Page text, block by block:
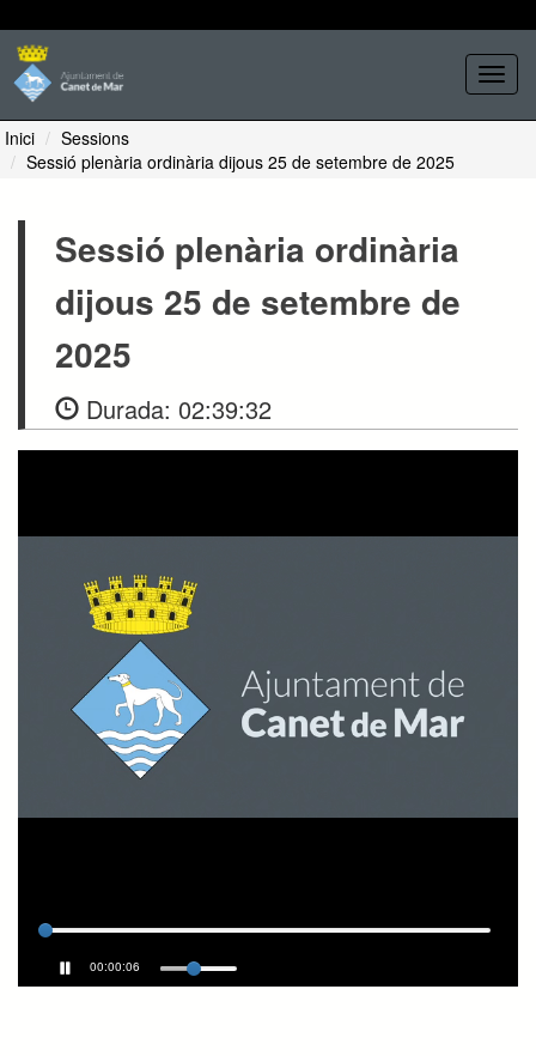
Inici
Sessions
Sessió plenària ordinària dijous 25 de setembre de 2025
Sessió plenària ordinària
dijous 25 de setembre de
2025
Durada: 02:39:32
00:00:06